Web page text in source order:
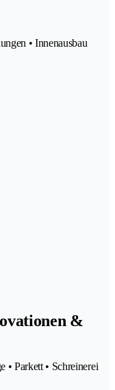
• Innenausbau
&
• Parkett • Schreinerei